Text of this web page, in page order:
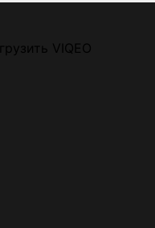
VIQEO